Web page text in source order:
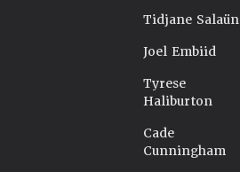
Tidjane Salaün
Joel Embiid
Tyrese
Haliburton
Cade
Cunningham